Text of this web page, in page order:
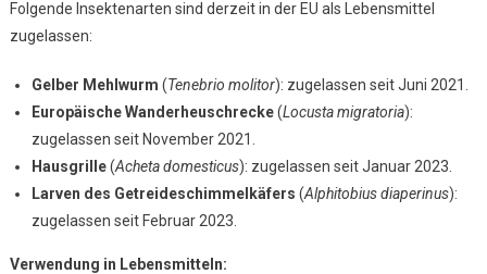
Folgende Insektenarten sind derzeit in der EU als Lebensmittel
zugelassen:
Gelber Mehlwurm (Tenebrio molitor): zugelassen seit Juni 2021.
Europäische Wanderheuschrecke(Locusta migratoria):
zugelassen seit November 2021.
Hausgrille(Acheta domesticus): zugelassen seit Januar 2023.
Larven des Getreideschimmelkäfers (Alphitobius diaperinus):
zugelassen seit Februar 2023.
Verwendung in Lebensmitteln: